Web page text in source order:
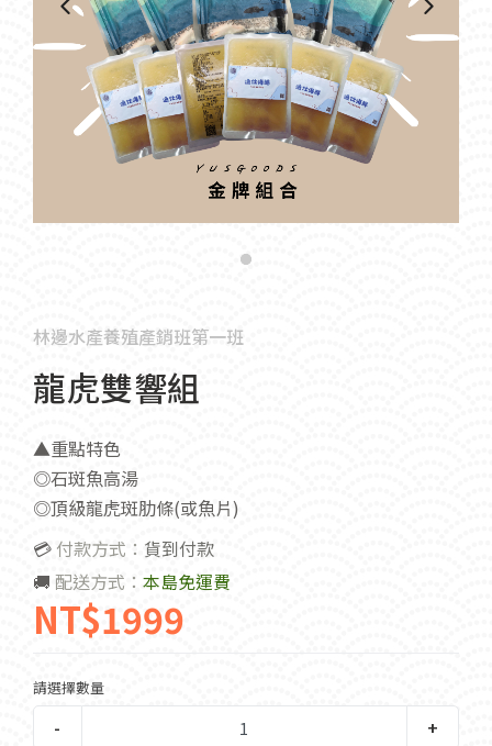
林邊水產養殖產銷班第一班
龍虎雙響組
▲重點特色
◎石斑魚高湯
◎頂級龍虎斑肋條(或魚片)
💳 付款方式： 貨到付款
🚚 配送方式： 本島免運費
NT$1999
請選擇數量
- +